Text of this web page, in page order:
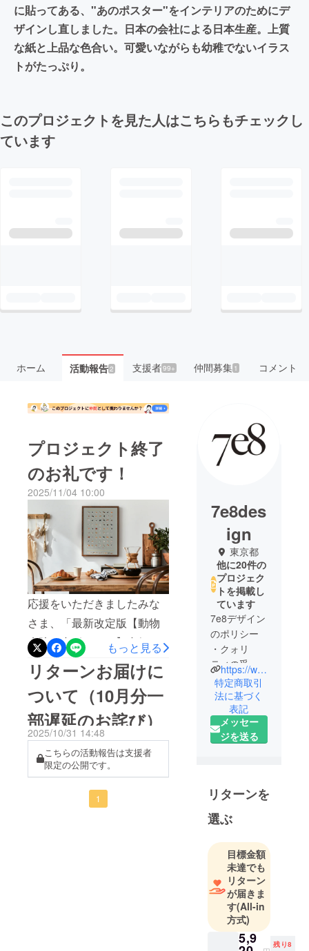
に貼ってある、"あのポスター"をインテリアのためにデ
ザインし直しました。日本の会社による日本生産。上質
な紙と上品な色合い。可愛いながらも幼稚でないイラス
トがたっぷり。
このプロジェクトを見た人はこちらもチェックし
ています
ホーム 活動報告2 支援者99+ 仲間募集 1 コメント
プロジェクト終了
のお礼です！
2025/11/04 10:00
応援をいただきましたみな
さま、「最新改定版【動物
病院の犬ポスター】犬好き
とおしゃれなインテリアの
ためのデザイン」プロジェ
クトチームの富田でござい
ます。おかげさまでプロ
ジェクトが無事終了いたし
ました。（連休明けのご連
絡となり遅くなりまして大
変失礼をいたしました。）
もっと見る
リターンお届けに
ついて（10月分⼀
部遅延のお詫び）
2025/10/31 14:48
こちらの活動報告は支援者
限定の公開です。
1
7e8des
ign
東京都
他に20件の
プロジェク
トを掲載し
ています
7e8デザイン
のポリシー
・クォリ
ティの妥協
をしないこ
と。我々は
作品の信頼
性を重視し
ます。
と。格式ば
らず、くつ
ろいでいら
できれば笑
顔で。
・シンプル
で知的であ
ること。心
を高揚させ
たり、癒し
https://www.7e8design.com
特定商取引
法に基づく
表記
メッセー
ジを送る
リターンを
選ぶ
目標金額
未達でも
リターン
が届きま
す(All-in
方式)
5,9 残り8